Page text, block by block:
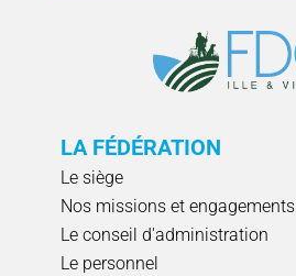
LA FÉDÉRATION
Le siège
Nos missions et engagements
Le conseil d'administration
Le personnel